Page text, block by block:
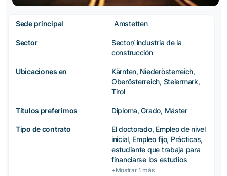
Sede principal Amstetten
Sector
Sector/ industria de la
construcción
Ubicaciones en
Kärnten, Niederösterreich,
Oberösterreich, Steiermark,
Tirol
Títulos preferimos Diploma, Grado, Máster
Tipo de contrato
El doctorado, Empleo de nivel
inicial, Empleo fijo, Prácticas,
estudiante que trabaja para
financiarse los estudios
+Mostrar 1 más